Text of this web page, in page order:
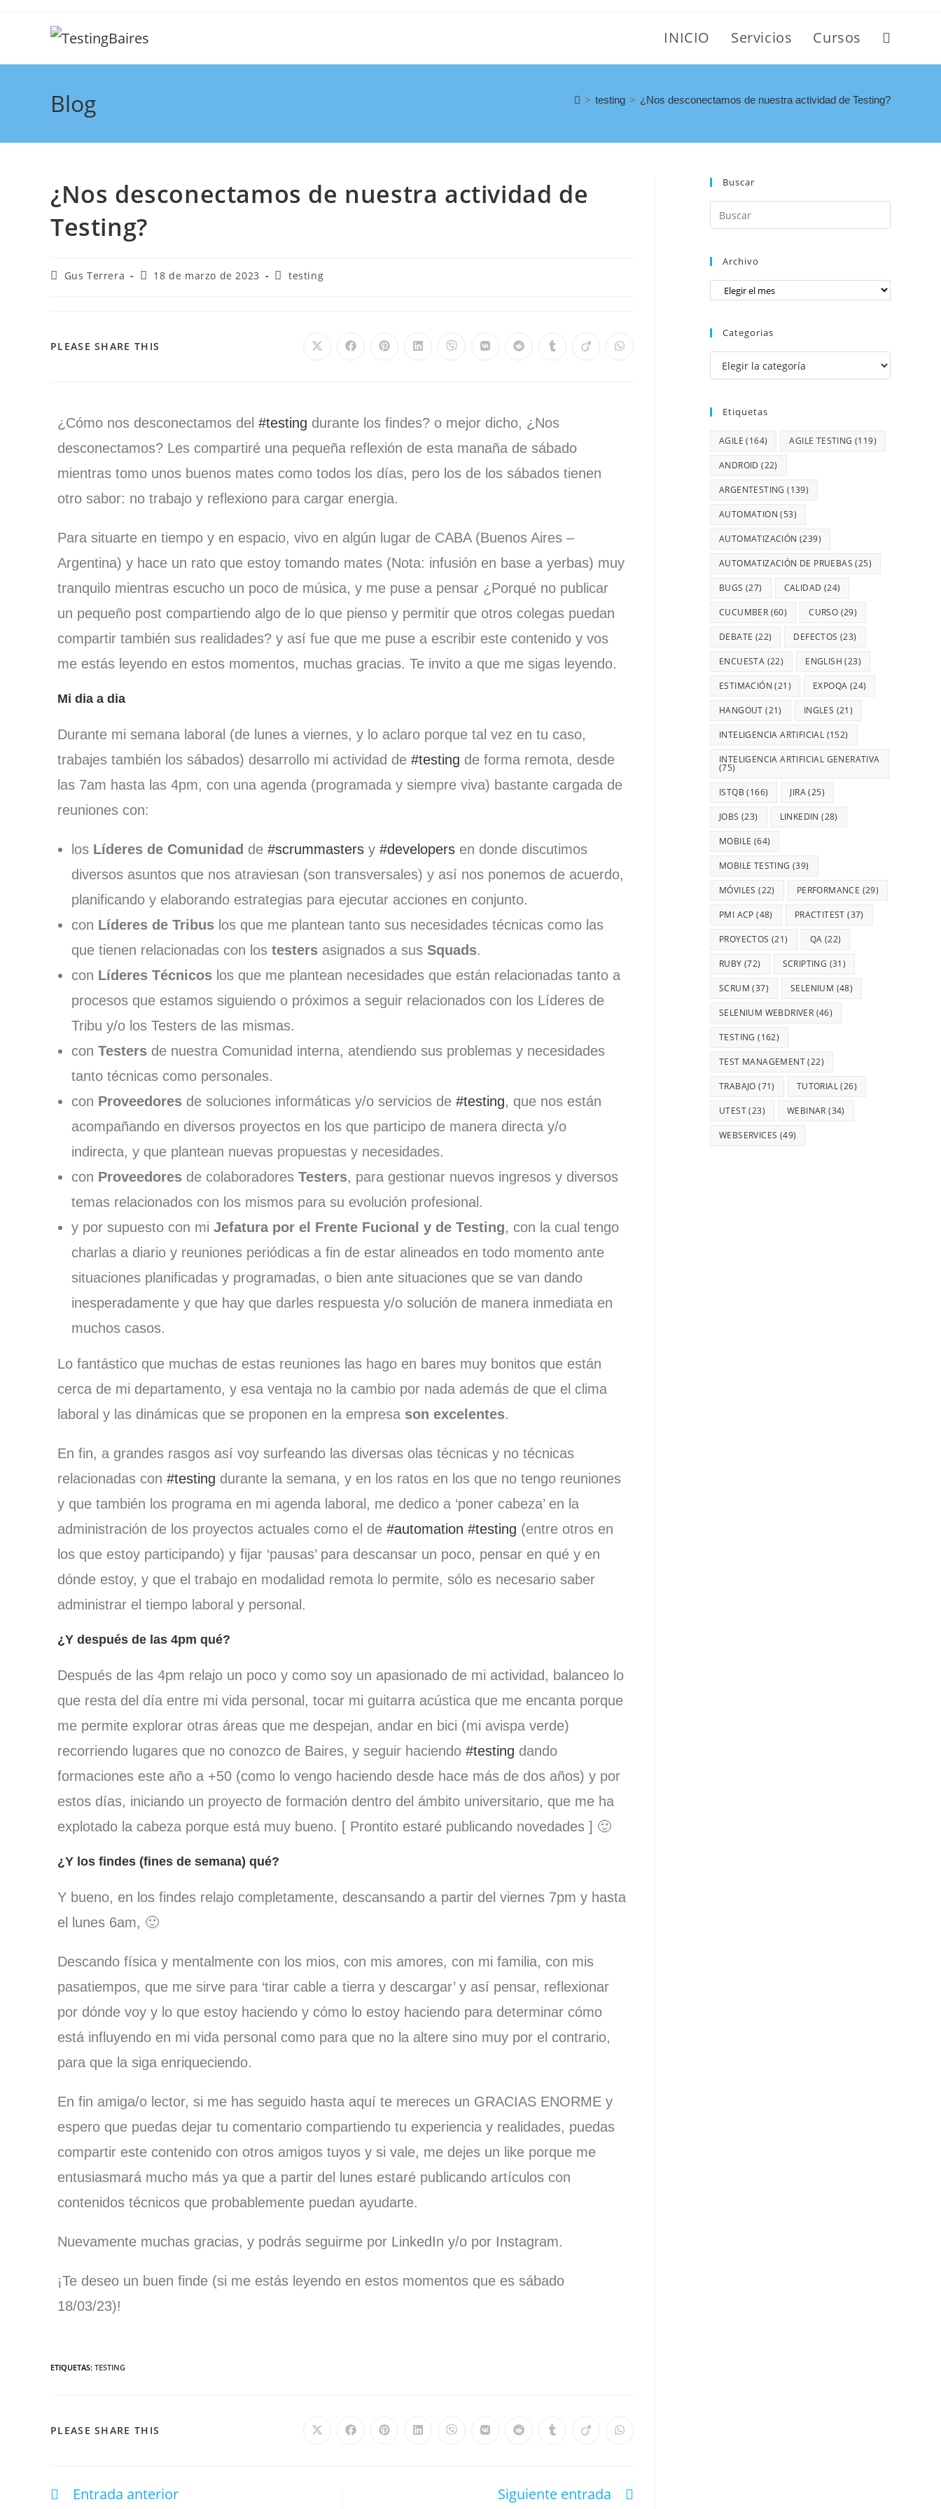
INICIO Servicios Cursos
Blog > testing > ¿Nos desconectamos de nuestra actividad de Testing?
¿Nos desconectamos de nuestra actividad de
Testing?
Gus Terrera 18 de marzo de 2023 testing
PLEASE SHARE THIS
¿Cómo nos desconectamos del #testing durante los findes? o mejor dicho, ¿Nos
desconectamos? Les compartiré una pequeña reflexión de esta manaña de sábado
mientras tomo unos buenos mates como todos los días, pero los de los sábados tienen
otro sabor: no trabajo y reflexiono para cargar energia.
Para situarte en tiempo y en espacio, vivo en algún lugar de CABA (Buenos Aires –
Argentina) y hace un rato que estoy tomando mates (Nota: infusión en base a yerbas) muy
tranquilo mientras escucho un poco de música, y me puse a pensar ¿Porqué no publicar
un pequeño post compartiendo algo de lo que pienso y permitir que otros colegas puedan
compartir también sus realidades? y así fue que me puse a escribir este contenido y vos
me estás leyendo en estos momentos, muchas gracias. Te invito a que me sigas leyendo.
Mi dia a dia
Durante mi semana laboral (de lunes a viernes, y lo aclaro porque tal vez en tu caso,
trabajes también los sábados) desarrollo mi actividad de #testing de forma remota, desde
las 7am hasta las 4pm, con una agenda (programada y siempre viva) bastante cargada de
reuniones con:
los Líderes de Comunidad de #scrummasters y #developers en donde discutimos
diversos asuntos que nos atraviesan (son transversales) y así nos ponemos de acuerdo,
planificando y elaborando estrategias para ejecutar acciones en conjunto.
con Líderes de Tribus los que me plantean tanto sus necesidades técnicas como las
que tienen relacionadas con los testers asignados a sus Squads.
con Líderes Técnicos los que me plantean necesidades que están relacionadas tanto a
procesos que estamos siguiendo o próximos a seguir relacionados con los Líderes de
Tribu y/o los Testers de las mismas.
con Testers de nuestra Comunidad interna, atendiendo sus problemas y necesidades
tanto técnicas como personales.
con Proveedores de soluciones informáticas y/o servicios de #testing, que nos están
acompañando en diversos proyectos en los que participo de manera directa y/o
indirecta, y que plantean nuevas propuestas y necesidades.
con Proveedores de colaboradores Testers, para gestionar nuevos ingresos y diversos
temas relacionados con los mismos para su evolución profesional.
y por supuesto con mi Jefatura por el Frente Fucional y de Testing, con la cual tengo
charlas a diario y reuniones periódicas a fin de estar alineados en todo momento ante
situaciones planificadas y programadas, o bien ante situaciones que se van dando
inesperadamente y que hay que darles respuesta y/o solución de manera inmediata en
muchos casos.
Lo fantástico que muchas de estas reuniones las hago en bares muy bonitos que están
cerca de mi departamento, y esa ventaja no la cambio por nada además de que el clima
laboral y las dinámicas que se proponen en la empresa son excelentes.
En fin, a grandes rasgos así voy surfeando las diversas olas técnicas y no técnicas
relacionadas con #testing durante la semana, y en los ratos en los que no tengo reuniones
y que también los programa en mi agenda laboral, me dedico a ‘poner cabeza’ en la
administración de los proyectos actuales como el de #automation #testing (entre otros en
los que estoy participando) y fijar ‘pausas’ para descansar un poco, pensar en qué y en
dónde estoy, y que el trabajo en modalidad remota lo permite, sólo es necesario saber
administrar el tiempo laboral y personal.
¿Y después de las 4pm qué?
Después de las 4pm relajo un poco y como soy un apasionado de mi actividad, balanceo lo
que resta del día entre mi vida personal, tocar mi guitarra acústica que me encanta porque
me permite explorar otras áreas que me despejan, andar en bici (mi avispa verde)
recorriendo lugares que no conozco de Baires, y seguir haciendo #testing dando
formaciones este año a +50 (como lo vengo haciendo desde hace más de dos años) y por
estos días, iniciando un proyecto de formación dentro del ámbito universitario, que me ha
explotado la cabeza porque está muy bueno. [ Prontito estaré publicando novedades ] 🙂
¿Y los findes (fines de semana) qué?
Y bueno, en los findes relajo completamente, descansando a partir del viernes 7pm y hasta
el lunes 6am, 🙂
Descando física y mentalmente con los mios, con mis amores, con mi familia, con mis
pasatiempos, que me sirve para ‘tirar cable a tierra y descargar’ y así pensar, reflexionar
por dónde voy y lo que estoy haciendo y cómo lo estoy haciendo para determinar cómo
está influyendo en mi vida personal como para que no la altere sino muy por el contrario,
para que la siga enriqueciendo.
En fin amiga/o lector, si me has seguido hasta aquí te mereces un GRACIAS ENORME y
espero que puedas dejar tu comentario compartiendo tu experiencia y realidades, puedas
compartir este contenido con otros amigos tuyos y si vale, me dejes un like porque me
entusiasmará mucho más ya que a partir del lunes estaré publicando artículos con
contenidos técnicos que probablemente puedan ayudarte.
Nuevamente muchas gracias, y podrás seguirme por LinkedIn y/o por Instagram.
¡Te deseo un buen finde (si me estás leyendo en estos momentos que es sábado
18/03/23)!
ETIQUETAS: TESTING
PLEASE SHARE THIS
Entrada anterior Siguiente entrada
Buscar
Archivo
Categorias
Etiquetas
AGILE (164) AGILE TESTING (119)
ANDROID (22)
ARGENTESTING (139)
AUTOMATION (53)
AUTOMATIZACIÓN (239)
AUTOMATIZACIÓN DE PRUEBAS (25)
BUGS (27) CALIDAD (24)
CUCUMBER (60) CURSO (29)
DEBATE (22) DEFECTOS (23)
ENCUESTA (22) ENGLISH (23)
ESTIMACIÓN (21) EXPOQA (24)
HANGOUT (21) INGLES (21)
INTELIGENCIA ARTIFICIAL (152)
INTELIGENCIA ARTIFICIAL GENERATIVA
(75)
ISTQB (166) JIRA(25)
JOBS (23) LINKEDIN (28)
MOBILE (64)
MOBILE TESTING (39)
MÓVILES (22) PERFORMANCE (29)
PMI ACP (48) PRACTITEST (37)
PROYECTOS (21) QA (22)
RUBY (72) SCRIPTING (31)
SCRUM (37) SELENIUM (48)
SELENIUM WEBDRIVER (46)
TESTING (162)
TEST MANAGEMENT(22)
TRABAJO (71) TUTORIAL(26)
UTEST(23) WEBINAR (34)
WEBSERVICES (49)